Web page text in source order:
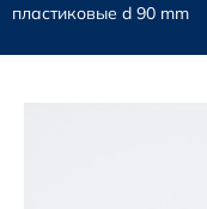
пластиковые d 90 mm